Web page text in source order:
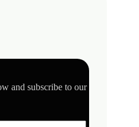
and subscribe to our